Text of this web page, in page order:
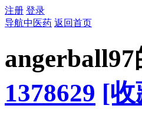
注册 登录
导航中医药 返回首页
angerball97
1378629 [收